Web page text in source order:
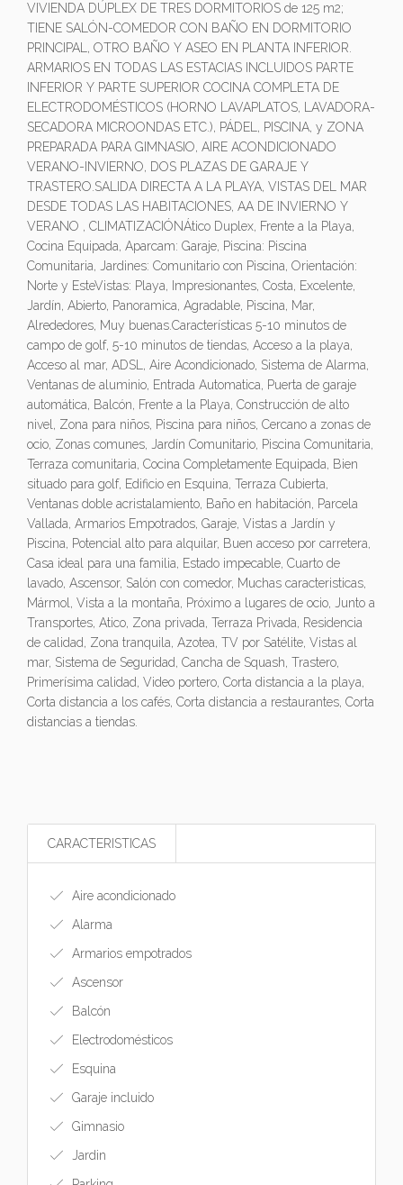
VIVIENDA DÚPLEX DE TRES DORMITORIOS de 125 m2;
TIENE SALÓN-COMEDOR CON BAÑO EN DORMITORIO
PRINCIPAL, OTRO BAÑO Y ASEO EN PLANTA INFERIOR.
ARMARIOS EN TODAS LAS ESTACIAS INCLUIDOS PARTE
INFERIOR Y PARTE SUPERIOR COCINA COMPLETA DE
ELECTRODOMÉSTICOS (HORNO LAVAPLATOS, LAVADORA-
SECADORA MICROONDAS ETC.), PÁDEL, PISCINA, y ZONA
PREPARADA PARA GIMNASIO, AIRE ACONDICIONADO
VERANO-INVIERNO, DOS PLAZAS DE GARAJE Y
TRASTERO.SALIDA DIRECTA A LA PLAYA, VISTAS DEL MAR
DESDE TODAS LAS HABITACIONES, AA DE INVIERNO Y
VERANO , CLIMATIZACIÓNÁtico Duplex, Frente a la Playa,
Cocina Equipada, Aparcam: Garaje, Piscina: Piscina
Comunitaria, Jardines: Comunitario con Piscina, Orientación:
Norte y EsteVistas: Playa, Impresionantes, Costa, Excelente,
Jardín, Abierto, Panoramica, Agradable, Piscina, Mar,
Alrededores, Muy buenas.Características 5-10 minutos de
campo de golf, 5-10 minutos de tiendas, Acceso a la playa,
Acceso al mar, ADSL, Aire Acondicionado, Sistema de Alarma,
Ventanas de aluminio, Entrada Automatica, Puerta de garaje
automática, Balcón, Frente a la Playa, Construcción de alto
nivel, Zona para niños, Piscina para niños, Cercano a zonas de
ocio, Zonas comunes, Jardín Comunitario, Piscina Comunitaria,
Terraza comunitaria, Cocina Completamente Equipada, Bien
situado para golf, Edificio en Esquina, Terraza Cubierta,
Ventanas doble acristalamiento, Baño en habitación, Parcela
Vallada, Armarios Empotrados, Garaje, Vistas a Jardín y
Piscina, Potencial alto para alquilar, Buen acceso por carretera,
Casa ideal para una familia, Estado impecable, Cuarto de
lavado, Ascensor, Salón con comedor, Muchas caracteristicas,
Mármol, Vista a la montaña, Próximo a lugares de ocio, Junto a
Transportes, Atico, Zona privada, Terraza Privada, Residencia
de calidad, Zona tranquila, Azotea, TV por Satélite, Vistas al
mar, Sistema de Seguridad, Cancha de Squash, Trastero,
Primerísima calidad, Video portero, Corta distancia a la playa,
Corta distancia a los cafés, Corta distancia a restaurantes, Corta
distancias a tiendas.
CARACTERISTICAS
Aire acondicionado
Alarma
Armarios empotrados
Ascensor
Balcón
Electrodomésticos
Esquina
Garaje incluido
Gimnasio
Jardin